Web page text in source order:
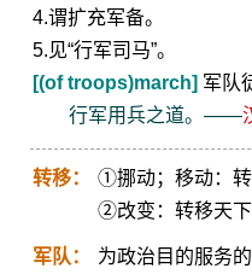
4.谓扩充军备。
5.见“行军司马”。
[(of troops)march] 军队
行军用兵之道。——
转移：
①挪动；移动：转
②改变：转移天下
军队： 为政治目的服务的